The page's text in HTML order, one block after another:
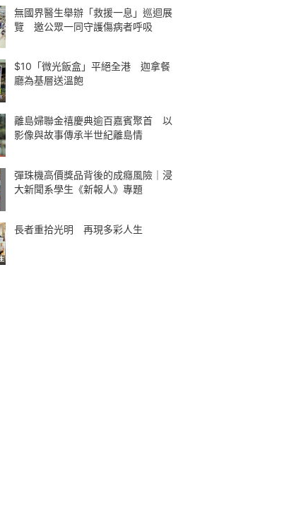
無國界醫生舉辦「救援一息」巡迴展
覽 邀公眾一同守護傷病者呼吸
$10「微光飯盒」平絕全港 迦拿餐
廳為基層送溫飽
離島婦聯金禧慶典逾百嘉賓聚首 以
影像與故事傳承半世紀離島情
彈珠機高價獎品背後的成癮風險｜浸
大新聞系學生《新報人》專題
長者重拾光明 再現多彩人生